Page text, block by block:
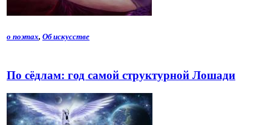
о поэтах, Об искусстве
По сёдлам: год самой структурной Лошади